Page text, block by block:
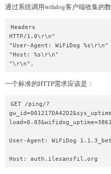
通过系统调用wifidog客户端收集的
Headers
HTTP/1.0\r\n"
"User-Agent: WiFiDog %s\r\n"
"Host: %s\r\n"
一个标准的HTTP需求应该是：
GET /ping/?
User-Agent: WiFiDog